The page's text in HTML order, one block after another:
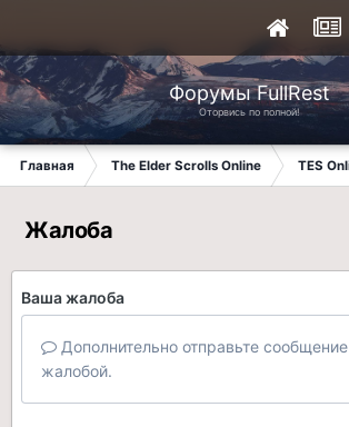
Форумы FullRest
Оторвись по полной!
Главная The Elder Scrolls Online TES
Жалоба
Ваша жалоба
Дополнительно отправьте
жалобой.